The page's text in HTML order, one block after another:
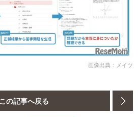
画像出典：メイツ
この記事へ戻る